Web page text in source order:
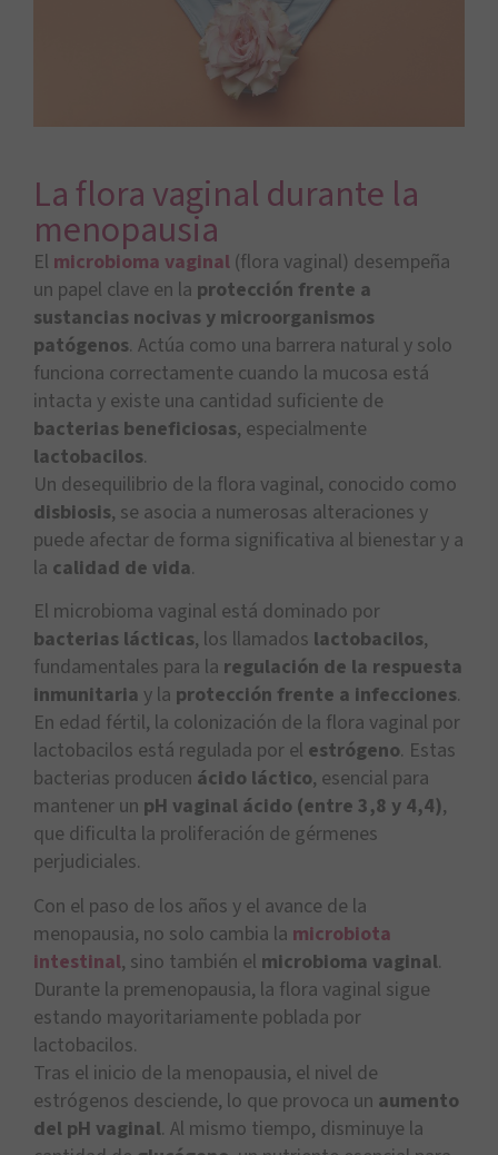
La flora vaginal durante la
menopausia
El microbioma vaginal (flora vaginal) desempeña
un papel clave en la protección frente a
sustancias nocivas y microorganismos
patógenos. Actúa como una barrera natural y solo
funciona correctamente cuando la mucosa está
intacta y existe una cantidad suficiente de
bacterias beneficiosas, especialmente
lactobacilos.
Un desequilibrio de la flora vaginal, conocido como
disbiosis, se asocia a numerosas alteraciones y
puede afectar de forma significativa al bienestar y a
la calidad de vida.
El microbioma vaginal está dominado por
bacterias lácticas, los llamados lactobacilos,
fundamentales para la regulación de la respuesta
inmunitaria y la protección frente a infecciones.
En edad fértil, la colonización de la flora vaginal por
lactobacilos está regulada por el estrógeno. Estas
bacterias producen ácido láctico, esencial para
mantener un pH vaginal ácido (entre 3,8 y 4,4),
que dificulta la proliferación de gérmenes
perjudiciales.
Con el paso de los años y el avance de la
menopausia, no solo cambia la microbiota
intestinal, sino también el microbioma vaginal.
Durante la premenopausia, la flora vaginal sigue
estando mayoritariamente poblada por
lactobacilos.
Tras el inicio de la menopausia, el nivel de
estrógenos desciende, lo que provoca un aumento
del pH vaginal. Al mismo tiempo, disminuye la